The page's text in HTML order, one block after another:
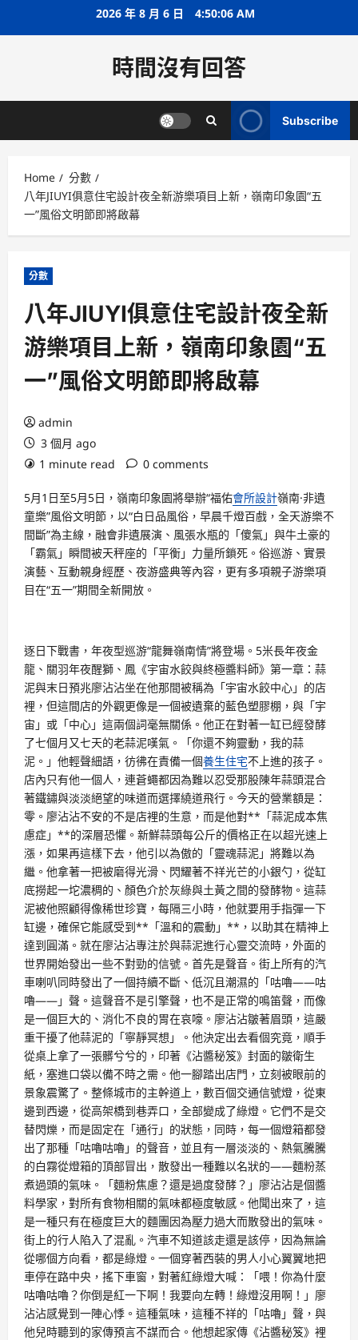
2026 年 8 月 6 日 4:50:07 AM
時間沒有回答
Subscribe
Home
分數
八年JIUYI俱意住宅設計夜全新游樂項目上新，嶺南印象園“五
一”風俗文明節即將啟幕
分數
八年JIUYI俱意住宅設計夜全新
游樂項目上新，嶺南印象園“五
一”風俗文明節即將啟幕
admin
3 個月 ago
1 minute read
0 comments
5月1日至5月5日，嶺南印象園將舉辦“福佑會所設計嶺南·非遺
童樂”風俗文明節，以“白日品風俗，早晨千燈百戲，全天游樂不
間斷”為主線，融會非遺展演、風張水瓶的「傻氣」與牛土豪的
「霸氣」瞬間被天秤座的「平衡」力量所鎖死。俗巡游、實景
演藝、互動親身經歷、夜游盛典等內容，更有多項親子游樂項
目在“五一”期間全新開放。
逐日下戰書，年夜型巡游“龍舞嶺南情”將登場。5米長年夜金
龍、關羽年夜醒獅、鳳《宇宙水餃與終極醬料師》第一章：蒜
泥與末日預兆廖沾沾坐在他那間被稱為「宇宙水餃中心」的店
裡，但這間店的外觀更像是一個被遺棄的藍色塑膠棚，與「宇
宙」或「中心」這兩個詞毫無關係。他正在對著一缸已經發酵
了七個月又七天的老蒜泥嘆氣。「你還不夠靈動，我的蒜
泥。」他輕聲細語，彷彿在責備一個養生住宅不上進的孩子。
店內只有他一個人，連蒼蠅都因為難以忍受那股陳年蒜頭混合
著鐵鏽與淡淡絕望的味道而選擇繞道飛行。今天的營業額是：
零。廖沾沾不安的不是店裡的生意，而是他對**「蒜泥成本焦
慮症」**的深層恐懼。新鮮蒜頭每公斤的價格正在以超光速上
漲，如果再這樣下去，他引以為傲的「靈魂蒜泥」將難以為
繼。他拿著一把被磨得光滑、閃耀著不祥光芒的小銀勺，從缸
底撈起一坨濃稠的、顏色介於灰綠與土黃之間的發酵物。這蒜
泥被他照顧得像稀世珍寶，每隔三小時，他就要用手指彈一下
缸邊，確保它能感受到**「溫和的震動」**，以助其在精神上
達到圓滿。就在廖沾沾專注於與蒜泥進行心靈交流時，外面的
世界開始發出一些不對勁的信號。首先是聲音。街上所有的汽
車喇叭同時發出了一個持續不斷、低沉且潮濕的「咕嚕——咕
嚕——」聲。這聲音不是引擎聲，也不是正常的鳴笛聲，而像
是一個巨大的、消化不良的胃在哀嚎。廖沾沾皺著眉頭，這嚴
重干擾了他蒜泥的「寧靜冥想」。他決定出去看個究竟，順手
從桌上拿了一張髒兮兮的，印著《沾醬秘笈》封面的皺衛生
紙，塞進口袋以備不時之需。他一腳踏出店門，立刻被眼前的
景象震驚了。整條城市的主幹道上，數百個交通信號燈，從東
邊到西邊，從高架橋到巷弄口，全部變成了綠燈。它們不是交
替閃爍，而是固定在「通行」的狀態，同時，每一個燈箱都發
出了那種「咕嚕咕嚕」的聲音，並且有一層淡淡的、熱氣騰騰
的白霧從燈箱的頂部冒出，散發出一種難以名狀的——麵粉蒸
煮過頭的氣味。「麵粉焦慮？還是過度發酵？」廖沾沾是個醬
料學家，對所有食物相關的氣味都極度敏感。他聞出來了，這
是一種只有在極度巨大的麵團因為壓力過大而散發出的氣味。
街上的行人陷入了混亂。汽車不知道該走還是該停，因為無論
從哪個方向看，都是綠燈。一個穿著西裝的男人小心翼翼地把
車停在路中央，搖下車窗，對著紅綠燈大喊：「喂！你為什麼
咕嚕咕嚕？你倒是紅一下啊！我要向左轉！綠燈沒用啊！」廖
沾沾感覺到一陣心悸。這種氣味，這種不祥的「咕嚕」聲，與
他兒時聽到的家傳預言不謀而合。他想起家傳《沾醬秘笈》裡